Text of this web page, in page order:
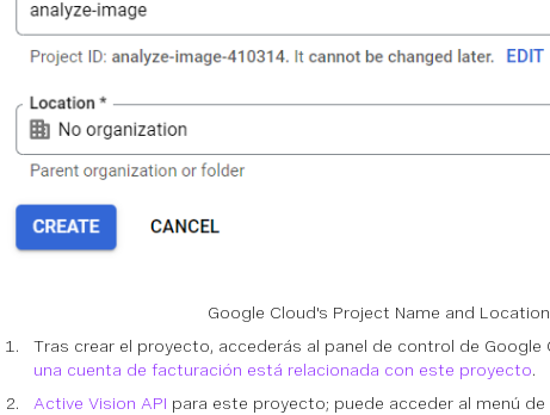
Google Cloud's Project Name and Location
Tras crear el proyecto, accederás al panel de control de Google
una cuenta de facturación está relacionada con este proyecto.
Active Vision API para este proyecto; puede acceder al menú de